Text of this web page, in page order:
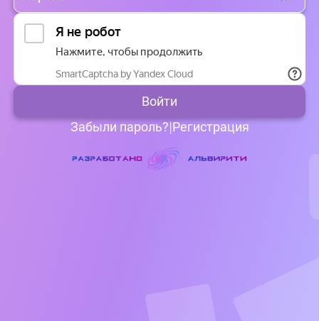
Войти
Забыли пароль?|Регистрация